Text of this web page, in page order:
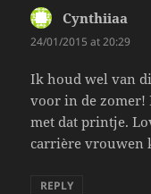
Cynthiiaa
24/01/2015 at 20:29
Ik houd wel van
voor in de zomer!
met dat printje.
carrière vrouwen
REPLY